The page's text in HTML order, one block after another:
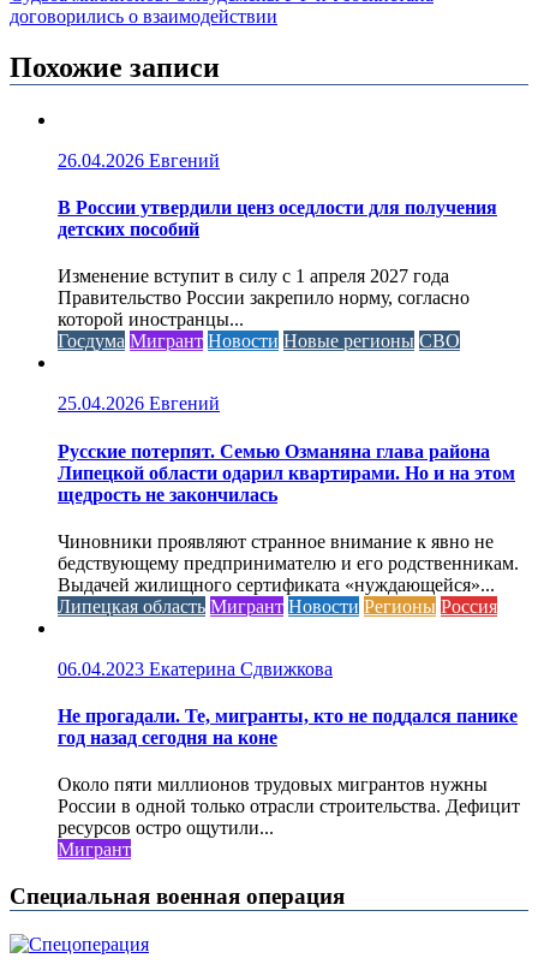
записям
договорились о взаимодействии
Похожие записи
26.04.2026 Евгений
В России утвердили ценз оседлости для получения
детских пособий
Изменение вступит в силу с 1 апреля 2027 года
Правительство России закрепило норму, согласно
которой иностранцы...
Госдума Мигрант Новости Новые регионы СВО
25.04.2026 Евгений
Русские потерпят. Семью Озманяна глава района
Липецкой области одарил квартирами. Но и на этом
щедрость не закончилась
Чиновники проявляют странное внимание к явно не
бедствующему предпринимателю и его родственникам.
Выдачей жилищного сертификата «нуждающейся»...
Липецкая область Мигрант Новости Регионы Россия
06.04.2023 Екатерина Сдвижкова
Не прогадали. Те, мигранты, кто не поддался панике
год назад сегодня на коне
Около пяти миллионов трудовых мигрантов нужны
России в одной только отрасли строительства. Дефицит
ресурсов остро ощутили...
Мигрант
Специальная военная операция